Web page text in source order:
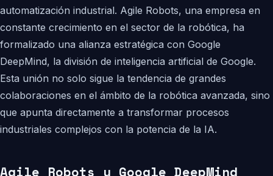
automatización industrial. Agile Robots, una empresa en
constante crecimiento en el sector de la robótica, ha
formalizado una alianza estratégica con Google
DeepMind, la división de inteligencia artificial de Google.
Esta unión no solo sigue la tendencia de grandes
colaboraciones en el ámbito de la robótica avanzada, sino
que apunta directamente a transformar procesos
industriales complejos con la potencia de la IA.
Agile Robots y Google DeepMind